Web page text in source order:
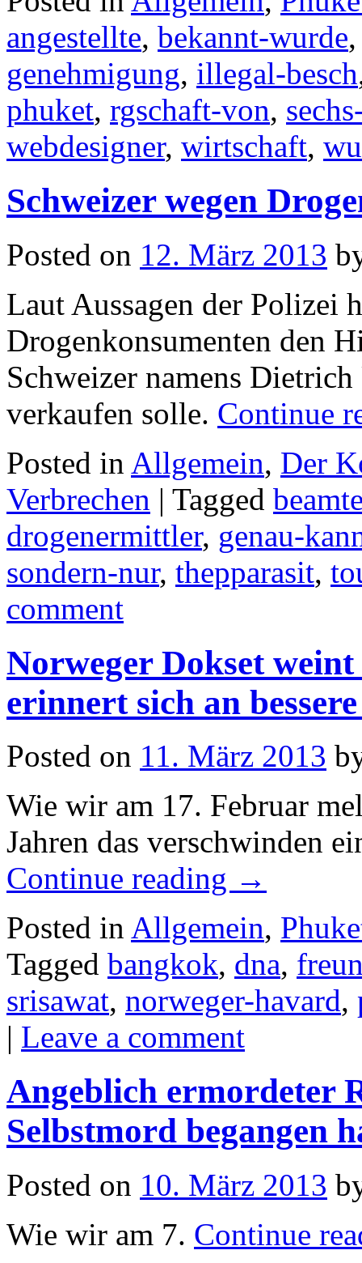
angestellte, bekannt-wurde
genehmigung, illegal-besch
phuket, rgschaft-von,
webdesigner, wirtschaft,
Schweizer wegen
Posted on 12. März 2013
Laut Aussagen der Polizei
Drogenkonsumenten den
Schweizer namens
verkaufen solle. Continue
Posted in Allgemein, Der
Verbrechen | Tagged
drogenermittler, genau-
sondern-nur, thepparasit,
comment
Norweger Dokset
erinnert sich an
Posted on 11. März 2013
Wie wir am 17. Februar
Jahren das verschwinden
Continue reading →
Posted in Allgemein,
Tagged bangkok, dna,
srisawat, norweger-havard,
| Leave a comment
Angeblich ermordeter
Selbstmord begangen
Posted on 10. März 2013
Wie wir am 7. Continue